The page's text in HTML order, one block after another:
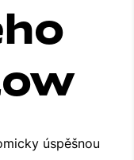
úspěšnou